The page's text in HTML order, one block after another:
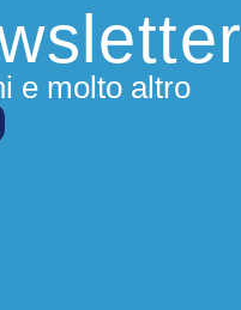
e molto altro